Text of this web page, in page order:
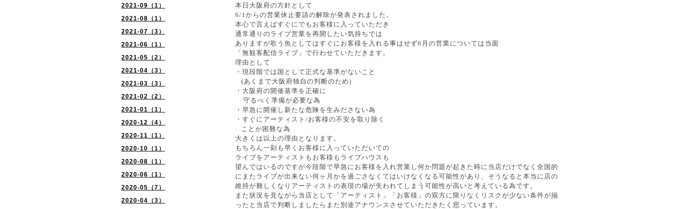
2021-09（1）
2021-08（1）
2021-07（3）
2021-06（1）
2021-05（2）
2021-04（3）
2021-03（3）
2021-02（2）
2021-01（1）
2020-12（4）
2020-11（1）
2020-10（1）
2020-08（1）
2020-06（1）
2020-05（7）
2020-04（3）
本日大阪府の方針として
6/1からの営業休止要請の解除が発表されました。
本心で言えばすぐにでもお客様に入っていただき
通常通りのライブ営業を再開したい気持ちでは
ありますが歌う魚としてはすぐにお客様を入れる事はせず6月の営業については当面
「無観客配信ライブ」で行わせていただきます。
理由として
・現段階では国として正式な基準がないこと
(あくまで大阪府独自の判断のため)
・大阪府の開催基準を正確に
守るべく準備が必要な為
・早急に開催し新たな危険を生みださない為
・すぐにアーティスト/お客様の不安を取り除く
ことが困難な為
大きくは以上の理由となります。
もちろん一刻も早くお客様に入っていただいての
ライブをアーティストもお客様もライブハウスも
望んではいるのですが今段階で早急にお客様を入れ営業し何か問題が起きた時に当店だけでなく全国的
にまたライブが出来ない何ヶ月かを過ごさなくてはいけなくなる可能性があり、そうなると本当に店の
維持が難しくなりアーティストの表現の場が失われてしまう可能性が高いと考えている為です。
また状況を見ながら当店として「アーティスト」「お客様」の双方に限りなくリスクが少ない条件が揃
ったと当店で判断しましたらまた別途アナウンスさせていただきたく思っています。